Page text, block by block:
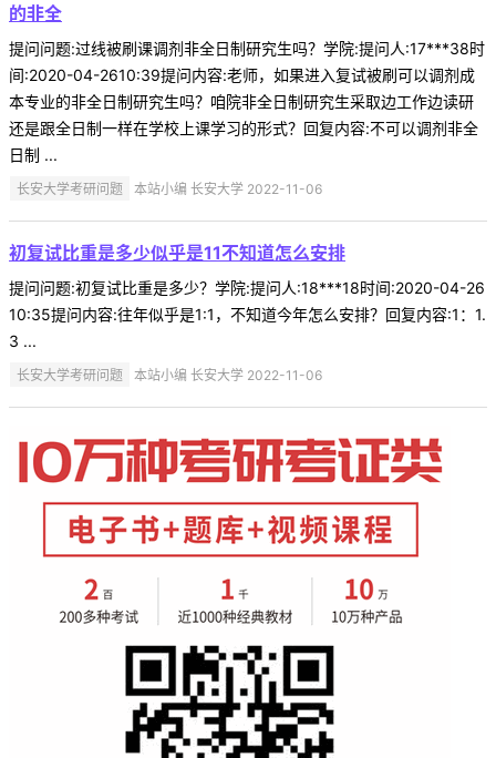
的非全
提问问题:过线被刷课调剂非全日制研究生吗？学院:提问人:17***38时
间:2020-04-2610:39提问内容:老师，如果进入复试被刷可以调剂成
本专业的非全日制研究生吗？咱院非全日制研究生采取边工作边读研
还是跟全日制一样在学校上课学习的形式？回复内容:不可以调剂非全
日制 ...
长安大学考研问题 本站小编 长安大学 2022-11-06
初复试比重是多少似乎是11不知道怎么安排
提问问题:初复试比重是多少？学院:提问人:18***18时间:2020-04-26
10:35提问内容:往年似乎是1:1，不知道今年怎么安排？回复内容:1：1.
3 ...
长安大学考研问题 本站小编 长安大学 2022-11-06